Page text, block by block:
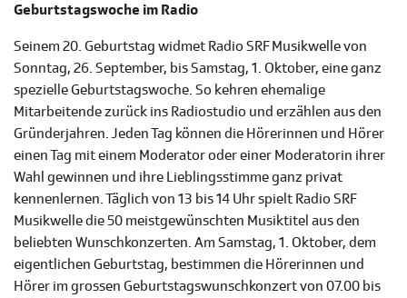
Geburtstagswoche im Radio
Seinem 20. Geburtstag widmet Radio SRF Musikwelle von
Sonntag, 26. September, bis Samstag, 1. Oktober, eine ganz
spezielle Geburtstagswoche. So kehren ehemalige
Mitarbeitende zurück ins Radiostudio und erzählen aus den
Gründerjahren. Jeden Tag können die Hörerinnen und Hörer
einen Tag mit einem Moderator oder einer Moderatorin ihrer
Wahl gewinnen und ihre Lieblingsstimme ganz privat
kennenlernen. Täglich von 13 bis 14 Uhr spielt Radio SRF
Musikwelle die 50 meistgewünschten Musiktitel aus den
beliebten Wunschkonzerten. Am Samstag, 1. Oktober, dem
eigentlichen Geburtstag, bestimmen die Hörerinnen und
Hörer im grossen Geburtstagswunschkonzert von 07.00 bis